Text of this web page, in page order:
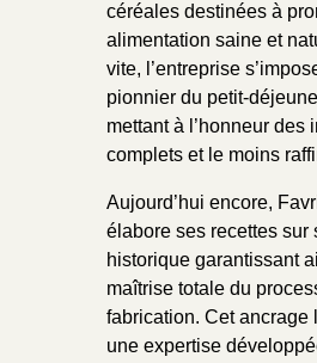
céréales destinées à
alimentation saine et
vite, l’entreprise
pionnier du petit-
mettant à l’honneur des
complets et le moins
Aujourd’hui encore,
élabore ses recettes sur
historique garantissant
maîtrise totale du
fabrication. Cet ancrage
une expertise